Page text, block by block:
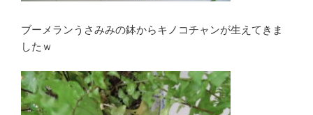
ブーメランうさみみの鉢からキノコチャンが生えてきま
したｗ